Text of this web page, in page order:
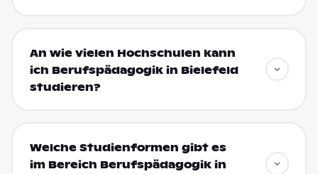
An wie vielen Hochschulen kann
ich Berufspädagogik in Bielefeld
studieren?
Welche Studienformen gibt es
im Bereich Berufspädagogik in